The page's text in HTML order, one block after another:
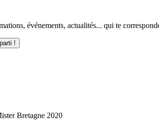
événements, actualités... qui te
!
Bretagne 2020